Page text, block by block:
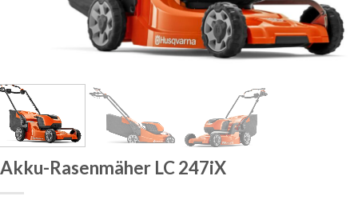
Akku-Rasenmäher LC 247iX